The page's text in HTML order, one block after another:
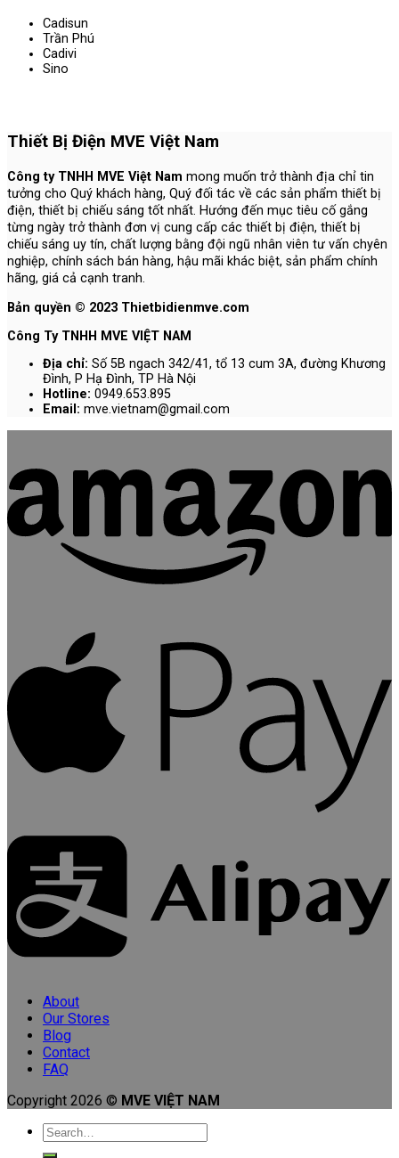
Cadisun
Trần Phú
Cadivi
Sino
Thiết Bị Điện MVE Việt Nam
Công ty TNHH MVE Việt Nam mong muốn trở thành địa chỉ tin
tưởng cho Quý khách hàng, Quý đối tác về các sản phẩm thiết bị
điện, thiết bị chiếu sáng tốt nhất. Hướng đến mục tiêu cố gắng
từng ngày trở thành đơn vị cung cấp các thiết bị điện, thiết bị
chiếu sáng uy tín, chất lượng bằng đội ngũ nhân viên tư vấn chyên
nghiệp, chính sách bán hàng, hậu mãi khác biệt, sản phẩm chính
hãng, giá cả cạnh tranh.
Bản quyền © 2023 Thietbidienmve.com
Công Ty TNHH MVE VIỆT NAM
Địa chỉ: Số 5B ngach 342/41, tổ 13 cum 3A, đường Khương
Đình, P Hạ Đình, TP Hà Nội
Hotline: 0949.653.895
Email: mve.vietnam@gmail.com
About
Our Stores
Blog
Contact
FAQ
Copyright 2026 © MVE VIỆT NAM
Search